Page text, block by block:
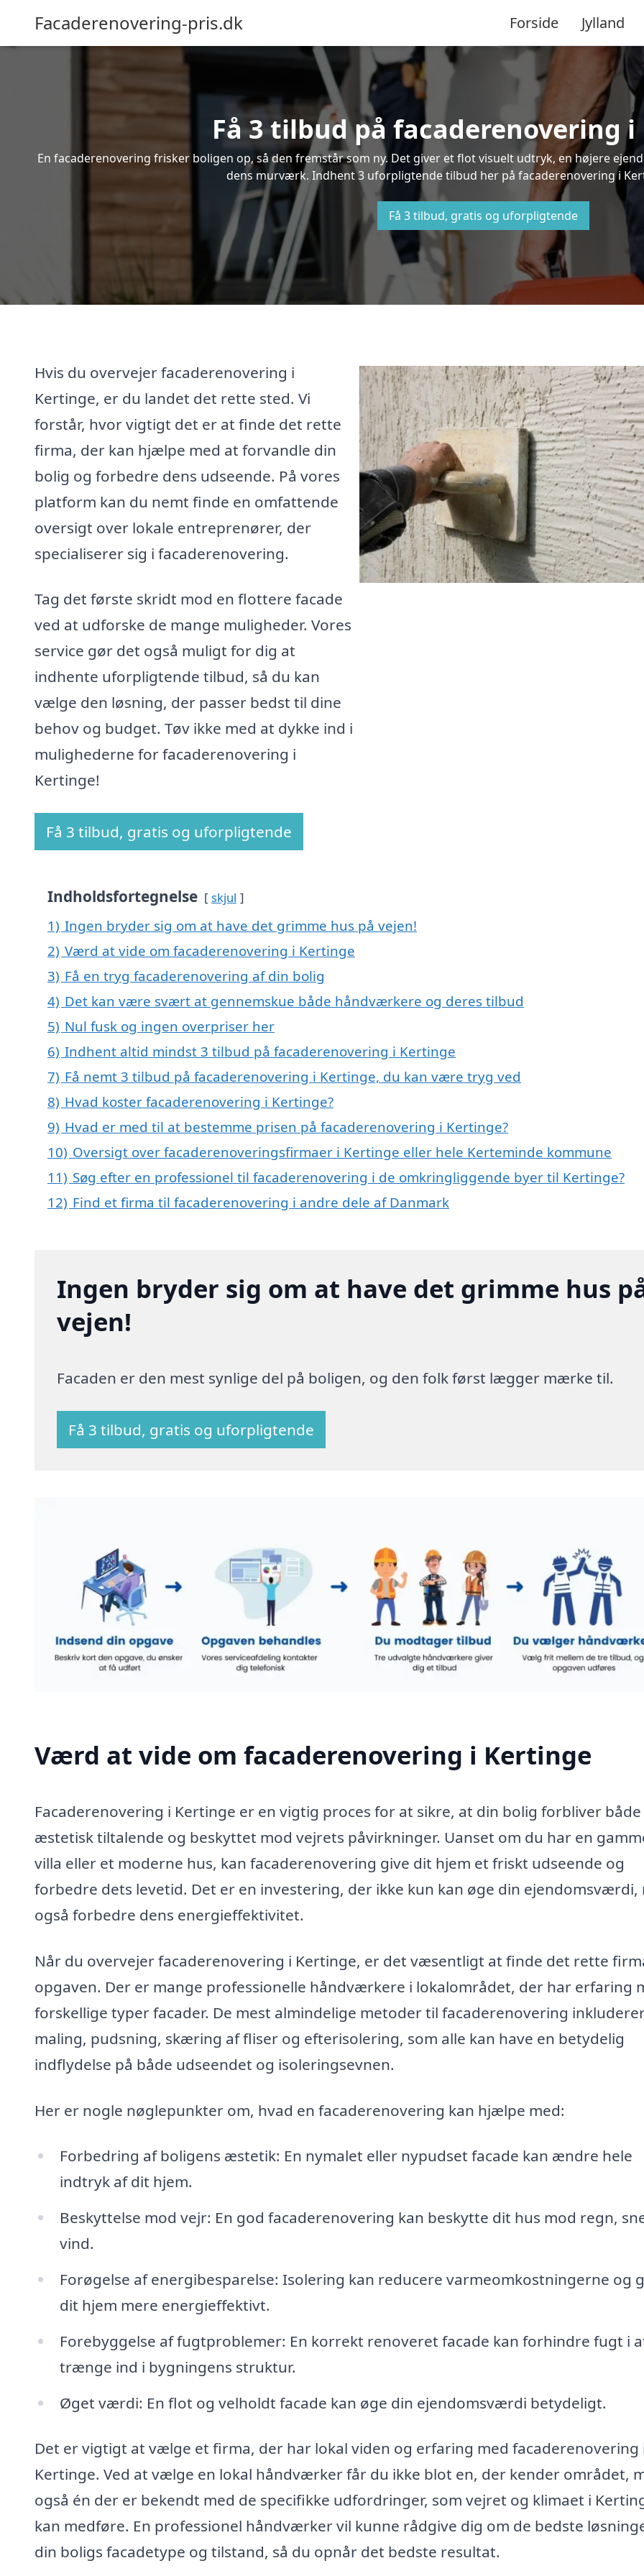
Facaderenovering-pris.dk Forside Jylland
Få 3 tilbud på facaderenovering
En facaderenovering frisker boligen op, så den fremstår som ny. Det giver et flot visuelt udtryk, en højere
dens murværk. Indhent 3 uforpligtende tilbud her på facaderenovering i
Få 3 tilbud, gratis og uforpligtende
Hvis du overvejer facaderenovering i
Kertinge, er du landet det rette sted. Vi
forstår, hvor vigtigt det er at finde det rette
firma, der kan hjælpe med at forvandle din
bolig og forbedre dens udseende. På vores
platform kan du nemt finde en omfattende
oversigt over lokale entreprenører, der
specialiserer sig i facaderenovering.
Tag det første skridt mod en flottere facade
ved at udforske de mange muligheder. Vores
service gør det også muligt for dig at
indhente uforpligtende tilbud, så du kan
vælge den løsning, der passer bedst til dine
behov og budget. Tøv ikke med at dykke ind i
mulighederne for facaderenovering i
Kertinge!
Få 3 tilbud, gratis og uforpligtende
Indholdsfortegnelse skjul
1) Ingen bryder sig om at have det grimme hus på vejen!
2) Værd at vide om facaderenovering i Kertinge
3) Få en tryg facaderenovering af din bolig
4) Det kan være svært at gennemskue både håndværkere og deres tilbud
5) Nul fusk og ingen overpriser her
6) Indhent altid mindst 3 tilbud på facaderenovering i Kertinge
7) Få nemt 3 tilbud på facaderenovering i Kertinge, du kan være tryg ved
8) Hvad koster facaderenovering i Kertinge?
9) Hvad er med til at bestemme prisen på facaderenovering i Kertinge?
10) Oversigt over facaderenoveringsfirmaer i Kertinge eller hele Kerteminde kommune
11) Søg efter en professionel til facaderenovering i de omkringliggende byer til Kertinge?
12) Find et firma til facaderenovering i andre dele af Danmark
Ingen bryder sig om at have det grimme hus
vejen!
Facaden er den mest synlige del på boligen, og den folk først lægger mærke til.
Få 3 tilbud, gratis og uforpligtende
Værd at vide om facaderenovering i Kertinge
Facaderenovering i Kertinge er en vigtig proces for at sikre, at din bolig forbliver både
æstetisk tiltalende og beskyttet mod vejrets påvirkninger. Uanset om du har en
villa eller et moderne hus, kan facaderenovering give dit hjem et friskt udseende og
forbedre dets levetid. Det er en investering, der ikke kun kan øge din ejendomsværdi,
også forbedre dens energieffektivitet.
Når du overvejer facaderenovering i Kertinge, er det væsentligt at finde det rette
opgaven. Der er mange professionelle håndværkere i lokalområdet, der har erfaring
forskellige typer facader. De mest almindelige metoder til facaderenovering
maling, pudsning, skæring af fliser og efterisolering, som alle kan have en betydelig
indflydelse på både udseendet og isoleringsevnen.
Her er nogle nøglepunkter om, hvad en facaderenovering kan hjælpe med:
Forbedring af boligens æstetik: En nymalet eller nypudset facade kan ændre hele
indtryk af dit hjem.
Beskyttelse mod vejr: En god facaderenovering kan beskytte dit hus mod regn,
vind.
Forøgelse af energibesparelse: Isolering kan reducere varmeomkostningerne og
dit hjem mere energieffektivt.
Forebyggelse af fugtproblemer: En korrekt renoveret facade kan forhindre fugt i
trænge ind i bygningens struktur.
Øget værdi: En flot og velholdt facade kan øge din ejendomsværdi betydeligt.
Det er vigtigt at vælge et firma, der har lokal viden og erfaring med facaderenovering
Kertinge. Ved at vælge en lokal håndværker får du ikke blot en, der kender området,
også én der er bekendt med de specifikke udfordringer, som vejret og klimaet i
kan medføre. En professionel håndværker vil kunne rådgive dig om de bedste
din boligs facadetype og tilstand, så du opnår det bedste resultat.